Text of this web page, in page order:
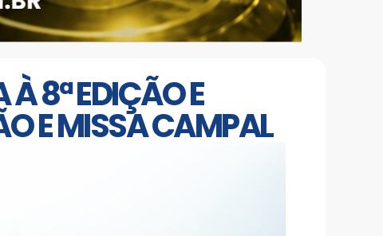
8ª EDIÇÃO E
E MISSA CAMPAL